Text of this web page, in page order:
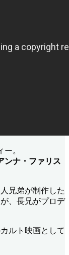
。
ンナ・ファリス
兄弟が制作した
、長兄がプロデ
ルト映画として